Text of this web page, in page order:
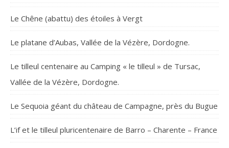
Le Chêne (abattu) des étoiles à Vergt
Le platane d’Aubas, Vallée de la Vézère, Dordogne.
Le tilleul centenaire au Camping « le tilleul » de Tursac,
Vallée de la Vézère, Dordogne.
Le Sequoia géant du château de Campagne, près du Bugue
L’if et le tilleul pluricentenaire de Barro – Charente – France